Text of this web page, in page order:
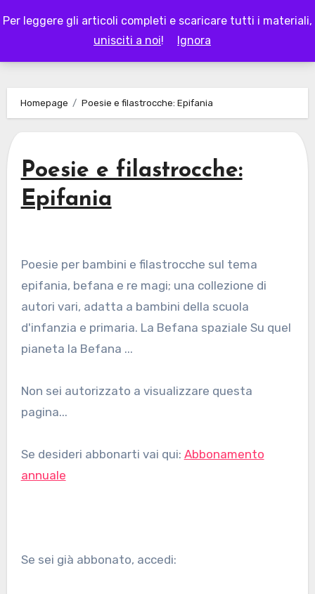
Per leggere gli articoli completi e scaricare tutti i materiali,
unisciti a noi! Ignora
to
LAPAPPADOLCE
Homepage Poesie e filastrocche: Epifania
Poesie e filastrocche:
Epifania
Poesie per bambini e filastrocche sul tema
epifania, befana e re magi; una collezione di
autori vari, adatta a bambini della scuola
d'infanzia e primaria. La Befana spaziale Su quel
pianeta la Befana ...
Non sei autorizzato a visualizzare questa
pagina...
Se desideri abbonarti vai qui: Abbonamento
annuale
Se sei già abbonato, accedi: